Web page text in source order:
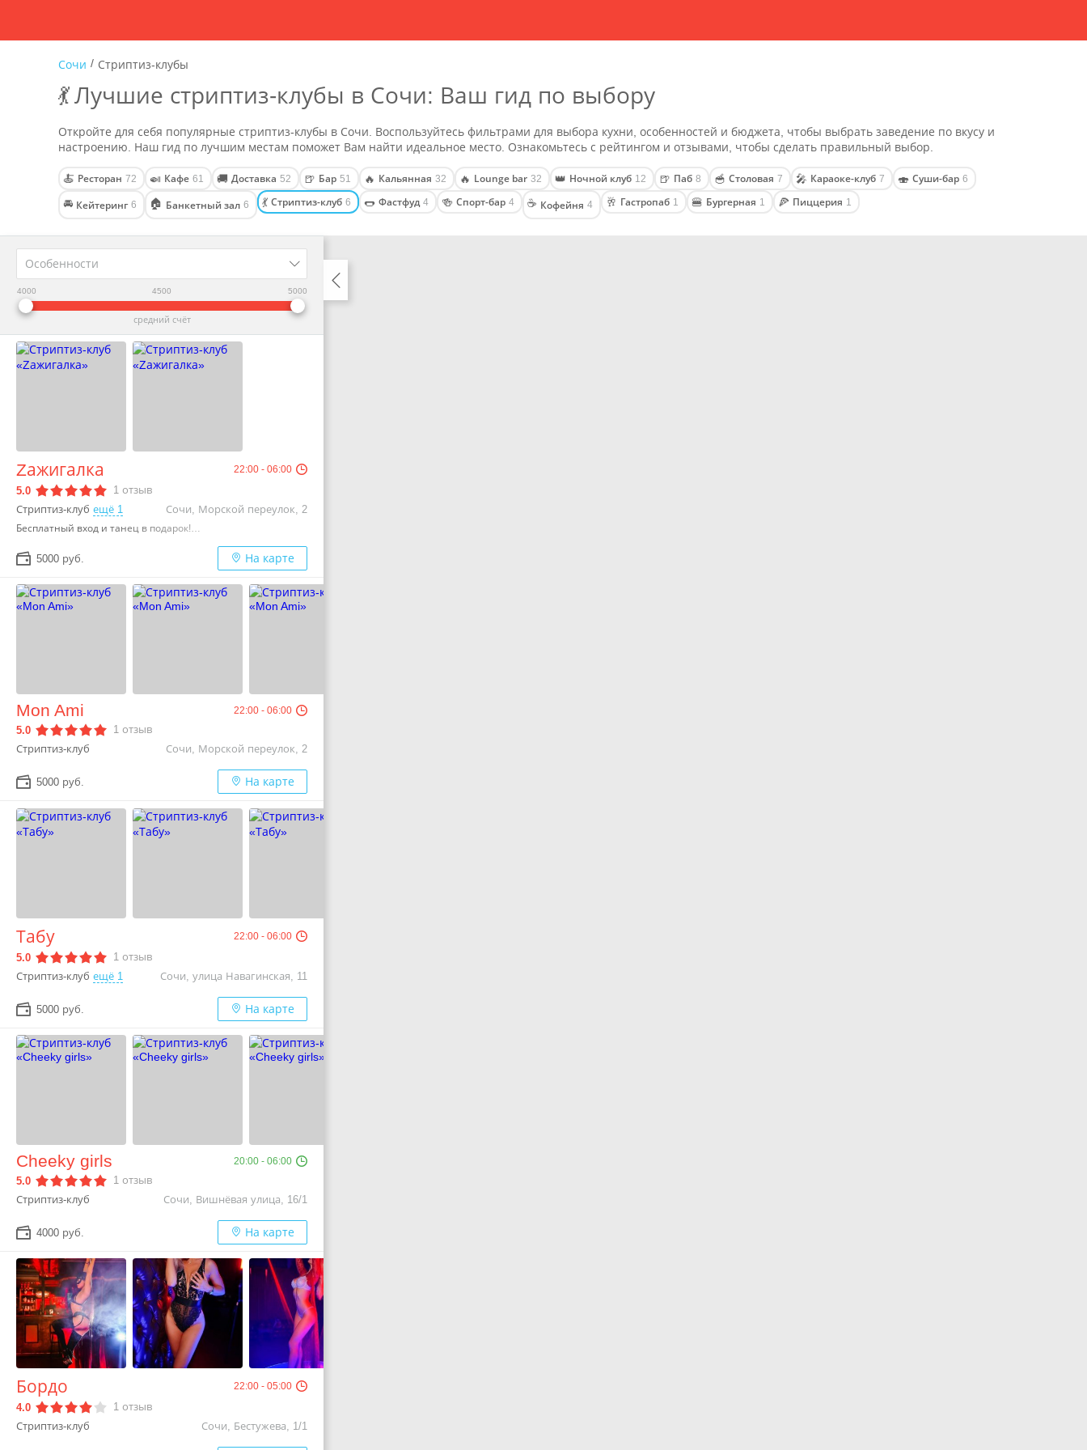
Сочи / Стриптиз-клубы
💃 Лучшие стриптиз-клубы в Сочи: Ваш гид по выбору
Откройте для себя популярные стриптиз-клубы в Сочи. Воспользуйтесь фильтрами для выбора кухни, особенностей и бюджета, чтобы выбрать заведение по вкусу и
настроению. Наш гид по лучшим местам поможет Вам найти идеальное место. Ознакомьтесь с рейтингом и отзывами, чтобы сделать правильный выбор.
🍝 Ресторан 72 🍛 Кафе 61 🚚 Доставка 52 🍺 Бар 51 🔥 Кальянная 32 🔥 Lounge bar 32 👑 Ночной клуб 12 🍺 Паб 8 🥣 Столовая 7 🎤 Караоке-клуб 7 🍣 Суши-бар 6
🚘 Кейтеринг 6 🏠 Банкетный зал 6 💃 Стриптиз-клуб 6 🌭 Фастфуд 4 🍻 Спорт-бар 4 ☕ Кофейня 4 🥂 Гастропаб 1 🍔 Бургерная 1 🍕 Пиццерия 1
Особенности
4000 4500 5000
средний счёт
Zажигалка 22:00 - 06:00
5.0 1 отзыв
Стриптиз-клуб ещё 1 Сочи, Морской переулок, 2
Бесплатный вход и танец в подарок!…
5000 руб. На карте
Mon Ami 22:00 - 06:00
5.0 1 отзыв
Стриптиз-клуб
Сочи, Морской переулок, 2
5000 руб. На карте
Табу 22:00 - 06:00
5.0 1 отзыв
Стриптиз-клуб ещё 1 Сочи, улица Навагинская, 11
5000 руб. На карте
Cheeky girls 20:00 - 06:00
5.0 1 отзыв
Стриптиз-клуб
Сочи, Вишнёвая улица, 16/1
4000 руб. На карте
Бордо 22:00 - 05:00
4.0 1 отзыв
Стриптиз-клуб
Сочи, Бестужева, 1/1